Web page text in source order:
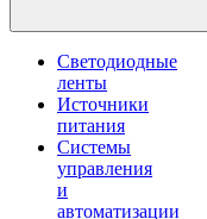
Светодиодные
ленты
Источники
питания
Системы
управления
и
автоматизации